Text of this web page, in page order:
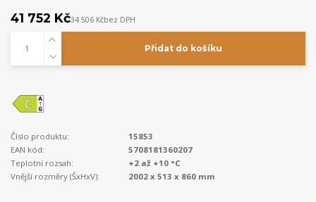
41 752 Kč34 506 Kčbez DPH
Přidat do košíku
Číslo produktu:
15853
EAN kód:
5708181360207
Teplotní rozsah:
+2 až +10 °C
Vnější rozměry (ŠxHxV):
2002 x 513 x 860 mm